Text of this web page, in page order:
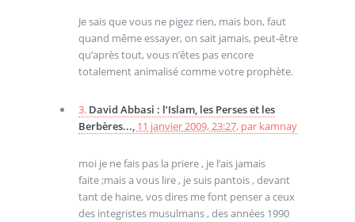
Je sais que vous ne pigez rien, mais bon, faut
quand même essayer, on sait jamais, peut-être
qu’après tout, vous n’êtes pas encore
totalement animalisé comme votre prophète.
3. David Abbasi : l’Islam, les Perses et les
Berbères..., 11 janvier 2009, 23:27, par kamnay
moi je ne fais pas la priere , je l’ais jamais
faite ;mais a vous lire , je suis pantois , devant
tant de haine, vos dires me font penser a ceux
des integristes musulmans , des années 1990